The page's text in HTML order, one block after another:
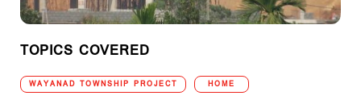
TOPICS COVERED
WAYANAD TOWNSHIP PROJECT HOME